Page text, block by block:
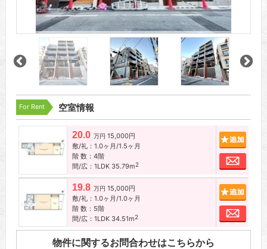
For Rent 空室情報
20.0 万円 15,000円
敷/礼：1.0ヶ月/1.5ヶ月
階 数：4階
間/広：1LDK 35.79m2
お問
19.8 万円 15,000円
敷/礼：1.0ヶ月/1.0ヶ月
階 数：5階
間/広：1LDK 34.51m2
お問
物件に関するお問合わせはこちらから